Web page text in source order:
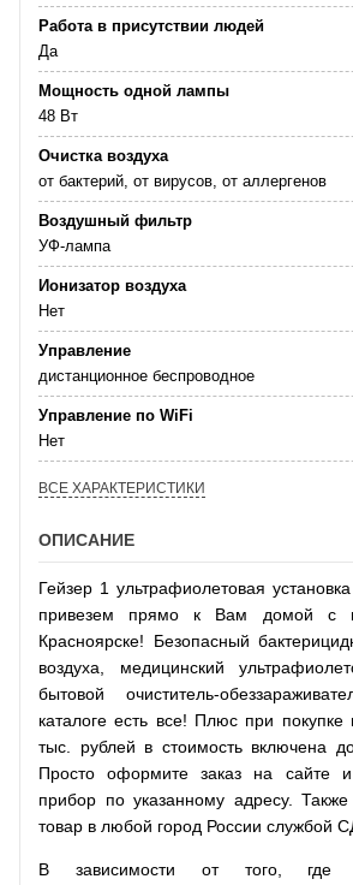
Работа в присутствии людей
Да
Мощность одной лампы
48 Вт
Очистка воздуха
от бактерий, от вирусов, от аллергенов
Воздушный фильтр
УФ-лампа
Ионизатор воздуха
Нет
Управление
дистанционное беспроводное
Управление по WiFi
Нет
ВСЕ ХАРАКТЕРИСТИКИ
ОПИСАНИЕ
Гейзер 1 ультрафиолетовая
привезем прямо к Вам домой с
Красноярске! Безопасный
воздуха, медицинский
бытовой очиститель-
каталоге есть все! Плюс при
тыс. рублей в стоимость включена
Просто оформите заказ на сайте и
прибор по указанному адресу.
товар в любой город России службой
В зависимости от того, где